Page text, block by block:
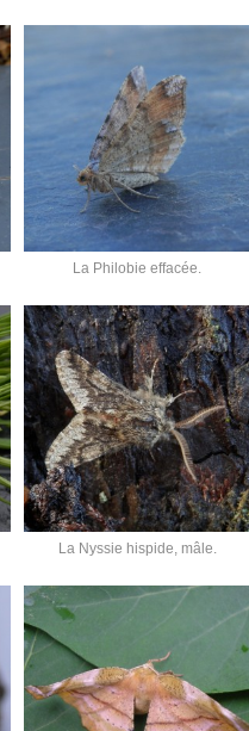
La Philobie effacée.
La Nyssie hispide, mâle.